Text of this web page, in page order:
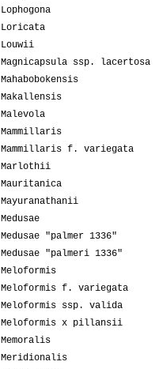
Lophogona
Loricata
Louwii
Magnicapsula ssp. lacertosa
Mahabobokensis
Makallensis
Malevola
Mammillaris
Mammillaris f. variegata
Marlothii
Mauritanica
Mayuranathanii
Medusae
Medusae "palmer 1336"
Medusae "palmeri 1336"
Meloformis
Meloformis f. variegata
Meloformis ssp. valida
Meloformis x pillansii
Memoralis
Meridionalis